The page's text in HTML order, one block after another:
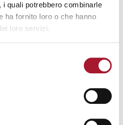
quali potrebbero combinarle
ha fornito loro o che hanno
loro servizi.ECONOMICHE.
UTILITÀ E